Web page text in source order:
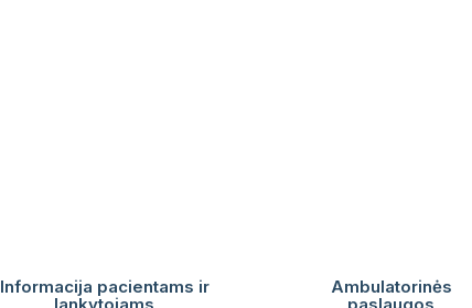
Informacija pacientams ir
Ambulatorinės